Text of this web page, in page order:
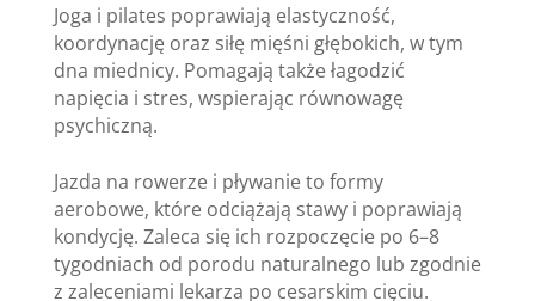
Joga i pilates poprawiają elastyczność,
koordynację oraz siłę mięśni głębokich, w tym
dna miednicy. Pomagają także łagodzić
napięcia i stres, wspierając równowagę
psychiczną.
Jazda na rowerze i pływanie to formy
aerobowe, które odciążają stawy i poprawiają
kondycję. Zaleca się ich rozpoczęcie po 6–8
tygodniach od porodu naturalnego lub zgodnie
z zaleceniami lekarza po cesarskim cięciu.